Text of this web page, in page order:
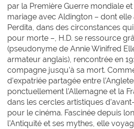
par la Première Guerre mondiale
mariage avec Aldington – dont elle
Perdita, dans des circonstances
pour morte –, H.D. se ressource
(pseudonyme de Annie Winifred
armateur anglais), rencontrée en
compagne jusqu’à sa mort.
d’expatriée partagée entre
ponctuellement l’Allemagne et la
dans les cercles artistiques
pour le cinéma. Fascinée depuis
l’Antiquité et ses mythes, elle